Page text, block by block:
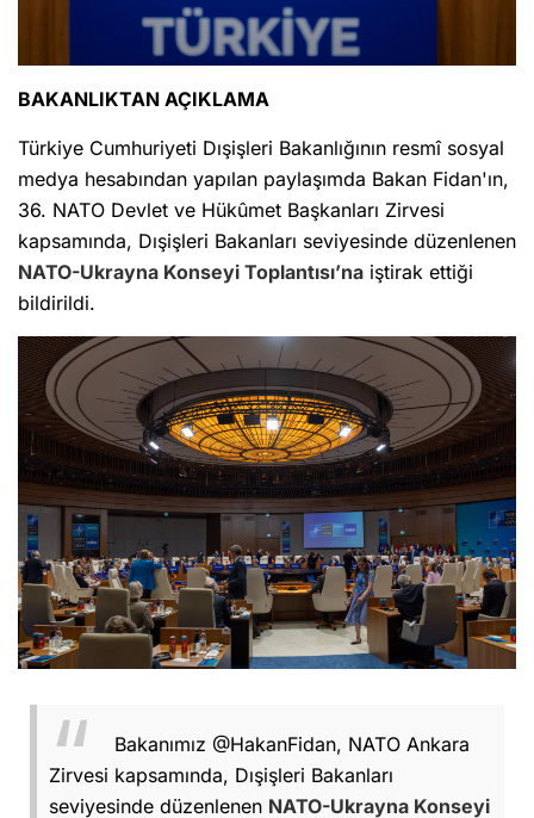
BAKANLIKTAN AÇIKLAMA
Türkiye Cumhuriyeti Dışişleri Bakanlığının resmî sosyal
medya hesabından yapılan paylaşımda Bakan Fidan'ın,
36.⁠ ⁠NATO Devlet ve Hükûmet Başkanları Zirvesi
kapsamında, Dışişleri Bakanları seviyesinde düzenlenen
NATO-Ukrayna Konseyi Toplantısı’na iştirak ettiği
bildirildi.
Bakanımız @HakanFidan, NATO Ankara
Zirvesi kapsamında, Dışişleri Bakanları
seviyesinde düzenlenen NATO-Ukrayna Konseyi